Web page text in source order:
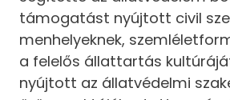
támogatást nyújtott civil
menhelyeknek,
a felelős állattartás
nyújtott az állatvédelmi